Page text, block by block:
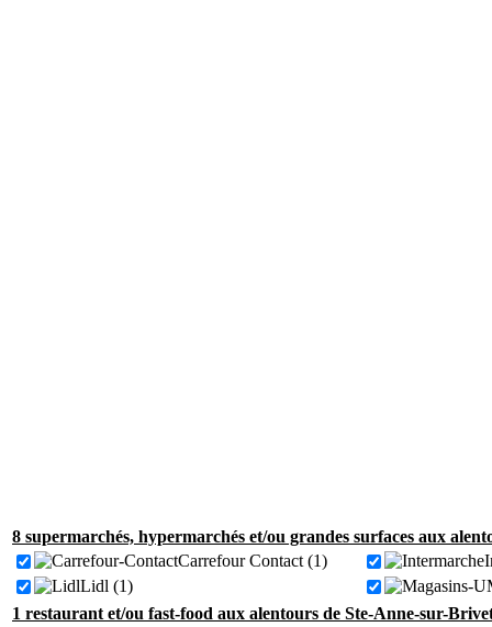
8 supermarchés, hypermarchés et/ou grandes surfaces aux
Carrefour Contact (1)
Lidl (1)
1 restaurant et/ou fast-food aux alentours de Ste-Anne-sur-